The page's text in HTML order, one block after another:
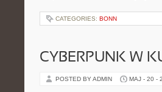
CATEGORIES: BONN
CYBERPUNK W
POSTED BY ADMIN MAJ - 20 -